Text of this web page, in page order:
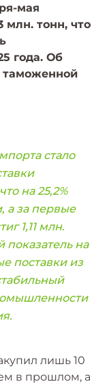
мая
млн. тонн, что
года. Об
таможенной
стало
на 25,2%
а за первые
1,11 млн.
на
поставки из
лишь 10
в прошлом, а